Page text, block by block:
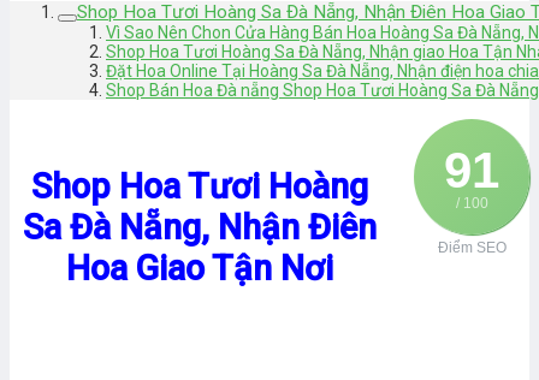
Shop Hoa Tươi Hoàng Sa Đà Nẵng, Nhận Điên Hoa Giao
Vì Sao Nên Chon Cửa Hàng Bán Hoa Hoàng Sa Đà Nẵng,
Shop Hoa Tươi Hoàng Sa Đà Nẵng, Nhận giao Hoa Tận
Đặt Hoa Online Tại Hoàng Sa Đà Nẵng, Nhận điện hoa
Shop Bán Hoa Đà nẵng Shop Hoa Tươi Hoàng Sa Đà Nẵng
91
/ 100
Điểm SEO
Shop Hoa Tươi Hoàng
Sa Đà Nẵng, Nhận Điên
Hoa Giao Tận Nơi